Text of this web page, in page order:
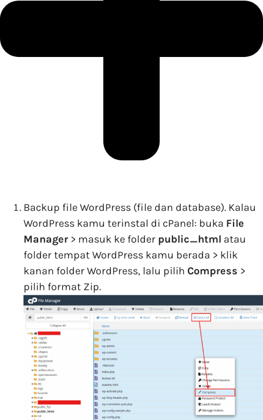
Backup file WordPress (file dan database). Kalau
WordPress kamu terinstal di cPanel: buka File
Manager > masuk ke folder public_html atau
folder tempat WordPress kamu berada > klik
kanan folder WordPress, lalu pilih Compress >
pilih format Zip.